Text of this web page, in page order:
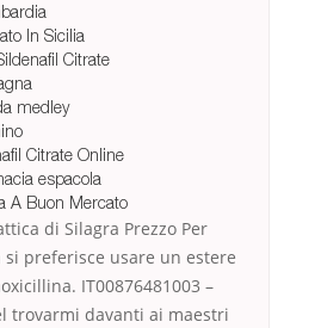
In Sicilia
Citrate
medley
Citrate Online
espaсola
A Buon Mercato
di Silagra Prezzo Per
si preferisce usare un estere
IT00876481003 –
trovarmi davanti ai maestri